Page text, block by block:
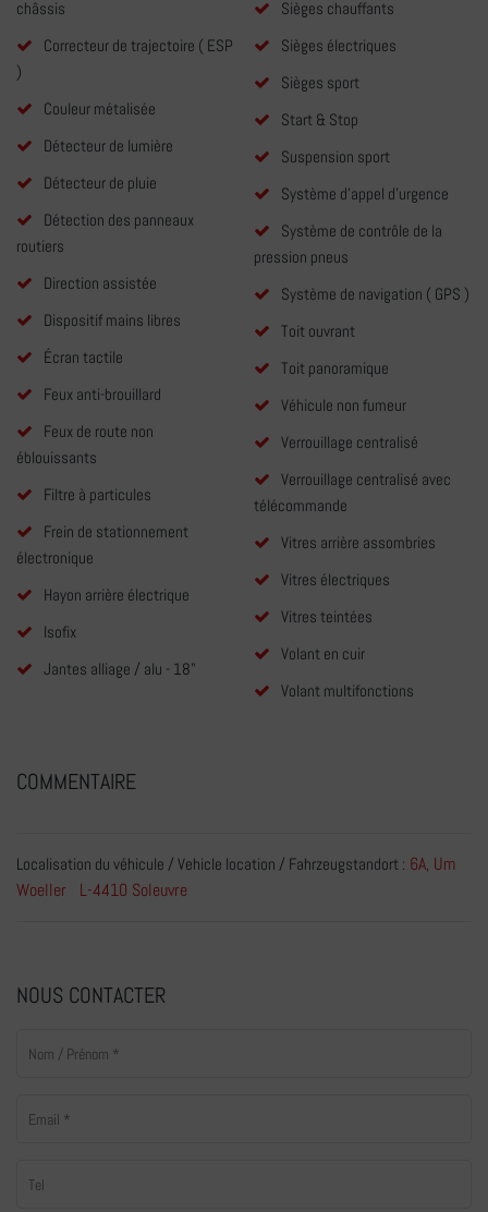
châssis
Correcteur de trajectoire ( ESP
)
Couleur métalisée
Détecteur de lumière
Détecteur de pluie
Détection des panneaux
routiers
Direction assistée
Dispositif mains libres
Écran tactile
Feux anti-brouillard
Feux de route non
éblouissants
Filtre à particules
Frein de stationnement
électronique
Hayon arrière électrique
Isofix
Jantes alliage / alu - 18"
Sièges chauffants
Sièges électriques
Sièges sport
Start & Stop
Suspension sport
Système d'appel d'urgence
Système de contrôle de la
pression pneus
Système de navigation ( GPS )
Toit ouvrant
Toit panoramique
Véhicule non fumeur
Verrouillage centralisé
Verrouillage centralisé avec
télécommande
Vitres arrière assombries
Vitres électriques
Vitres teintées
Volant en cuir
Volant multifonctions
COMMENTAIRE
Localisation du véhicule / Vehicle location / Fahrzeugstandort : 6A, Um
Woeller L-4410 Soleuvre
NOUS CONTACTER